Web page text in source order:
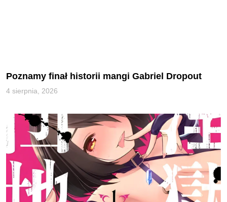
Poznamy finał historii mangi Gabriel Dropout
4 sierpnia, 2026